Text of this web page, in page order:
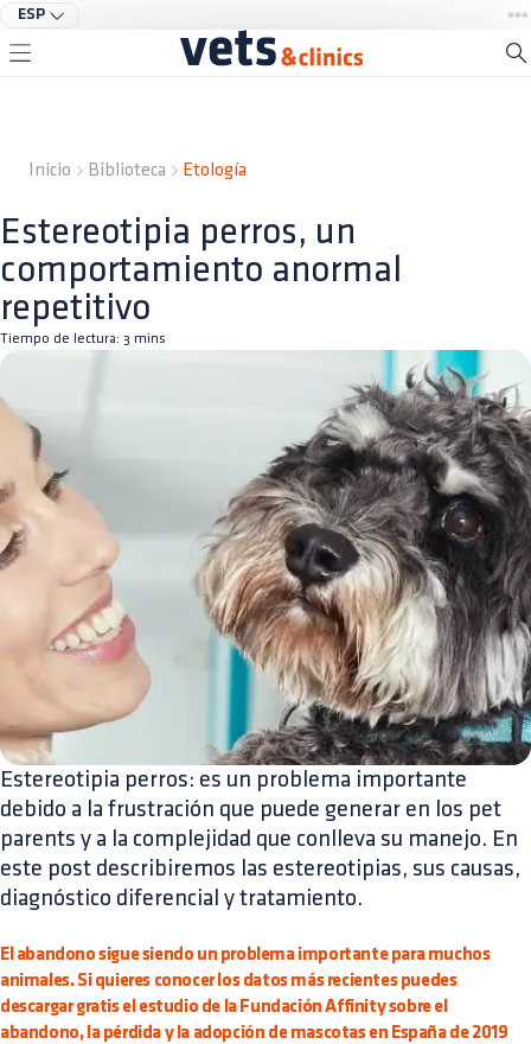
ESP
Inicio Biblioteca Etología
Estereotipia perros, un
comportamiento anormal
repetitivo
Tiempo de lectura: 3 mins
Estereotipia perros: es un problema importante
debido a la frustración que puede generar en los pet
parents y a la complejidad que conlleva su manejo. En
este post describiremos las estereotipias, sus causas,
diagnóstico diferencial y tratamiento.
El abandono sigue siendo un problema importante para muchos
animales. Si quieres conocer los datos más recientes puedes
descargar gratis el estudio de la Fundación Affinity sobre el
abandono, la pérdida y la adopción de mascotas en España de 2019